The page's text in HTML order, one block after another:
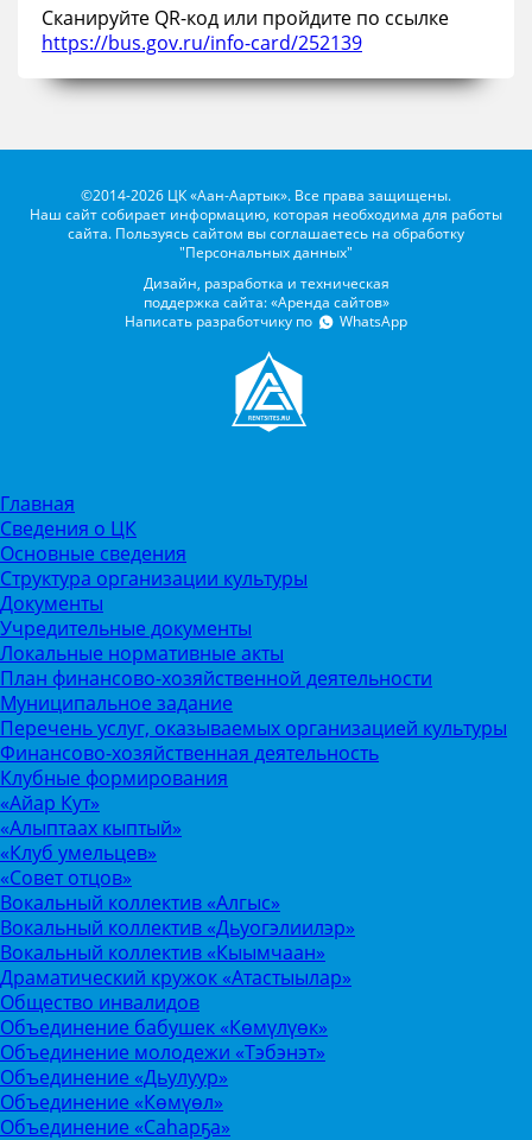
Сканируйте QR-код или пройдите по ссылке
https://bus.gov.ru/info-card/252139
©2014-2026 ЦК «Аан-Аартык». Все права защищены.
Наш сайт собирает информацию, которая необходима для работы
сайта. Пользуясь сайтом вы соглашаетесь на обработку
"Персональных данных"
Дизайн, разработка и техническая
поддержка сайта: «Аренда сайтов»
Написать разработчику по
WhatsApp
Главная
Сведения о ЦК
Основные сведения
Структура организации культуры
Документы
Учредительные документы
Локальные нормативные акты
План финансово-хозяйственной деятельности
Муниципальное задание
Перечень услуг, оказываемых организацией культуры
Финансово-хозяйственная деятельность
Клубные формирования
«Айар Кут»
«Алыптаах кыптый»
«Клуб умельцев»
«Совет отцов»
Вокальный коллектив «Алгыс»
Вокальный коллектив «Дьуогэлиилэр»
Вокальный коллектив «Кыымчаан»
Драматический кружок «Атастыылар»
Общество инвалидов
Объединение бабушек «Көмүлүөк»
Объединение молодежи «Тэбэнэт»
Объединение «Дьулуур»
Объединение «Көмүөл»
Объединение «Саhарҕа»